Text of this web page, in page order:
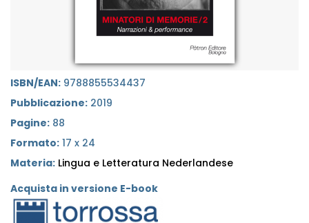
ISBN/EAN: 9788855534437
Pubblicazione: 2019
Pagine: 88
Formato: 17 x 24
Materia: Lingua e Letteratura Nederlandese
Acquista in versione E-book